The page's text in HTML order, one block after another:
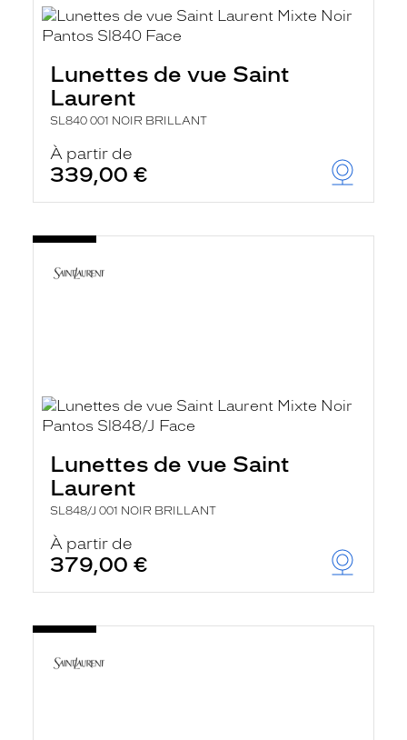
Lunettes de vue Saint
Laurent
SL840 001 NOIR BRILLANT
À partir de
339,00 €
Lunettes de vue Saint
Laurent
SL848/J 001 NOIR BRILLANT
À partir de
379,00 €